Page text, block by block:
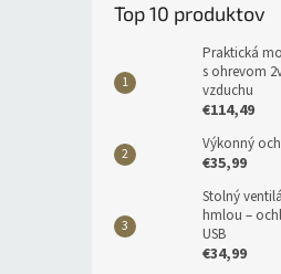
Top 10 produktov
Praktická
s ohrevom
vzduchu
€114,49
Výkonný
€35,99
Stolný
hmlou –
USB
€34,99